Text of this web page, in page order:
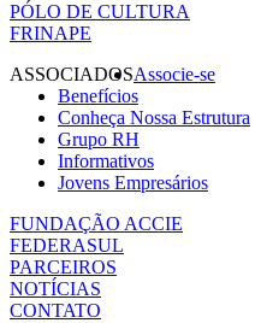
PÓLO DE CULTURA
FRINAPE
ASSOCIADOSAssocie-se
Benefícios
Conheça Nossa Estrutura
Grupo RH
Informativos
Jovens Empresários
FUNDAÇÃO ACCIE
FEDERASUL
PARCEIROS
NOTÍCIAS
CONTATO